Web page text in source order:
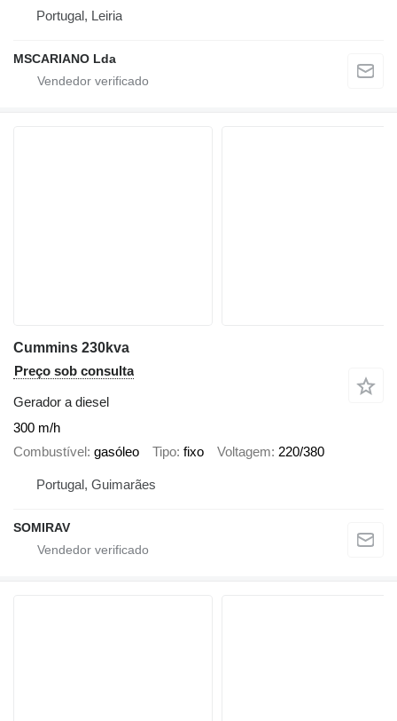
Portugal, Leiria
MSCARIANO Lda
Cummins 230kva
Preço sob consulta
Gerador a diesel
300 m/h
Combustível gasóleo Tipo fixo Voltagem 220/380
Portugal, Guimarães
SOMIRAV